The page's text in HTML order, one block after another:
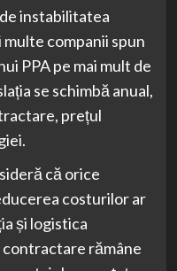
instabilitatea
companii spun
PPA pe mai mult de
se schimbă anual,
prețul
că orice
costurilor ar
și logistica
contractare rămâne